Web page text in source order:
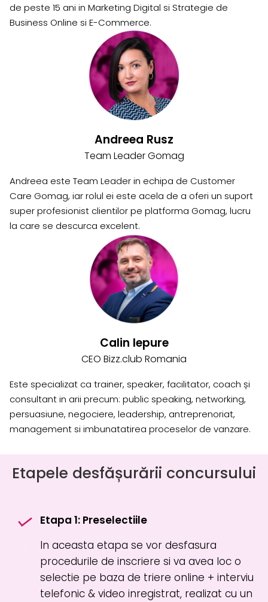
de peste 15 ani in Marketing Digital si Strategie de
Business Online si E-Commerce.
Andreea Rusz
Team Leader Gomag
Andreea este Team Leader in echipa de Customer
Care Gomag, iar rolul ei este acela de a oferi un suport
super profesionist clientilor pe platforma Gomag, lucru
la care se descurca excelent.
Calin Iepure
CEO Bizz.club Romania
Este specializat ca trainer, speaker, facilitator, coach și
consultant in arii precum: public speaking, networking,
persuasiune, negociere, leadership, antreprenoriat,
management si imbunatatirea proceselor de vanzare.
Etapele desfășurării concursului
Etapa 1: Preselectiile
In aceasta etapa se vor desfasura
procedurile de inscriere si va avea loc o
selectie pe baza de triere online + interviu
telefonic & video inregistrat, realizat cu un